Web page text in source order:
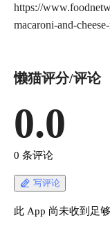
https://
macaroni-and-
懒猫评分/评论
0.0
0 条评论
写评论
此 App 尚未收到足